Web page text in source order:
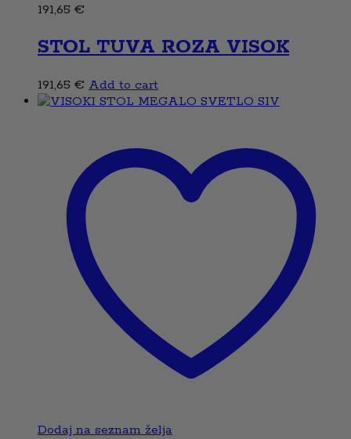
191,65 €
STOL TUVA ROZA VISOK
191,65 € Add to cart
Dodaj na seznam želja